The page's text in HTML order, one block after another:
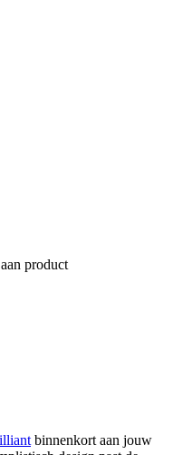
product
binnenkort aan jouw